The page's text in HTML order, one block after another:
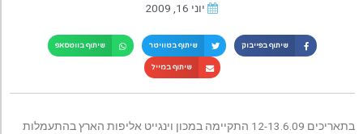
יוני 16, 2009
שיתוף בפייבוק שיתוף בטוויטר שיתוף בווטסאפ
שיתוף במייל
בתאריכים 12-13.6.09 התקיימה במכון וינגייט אליפות הארץ בהתעמלות